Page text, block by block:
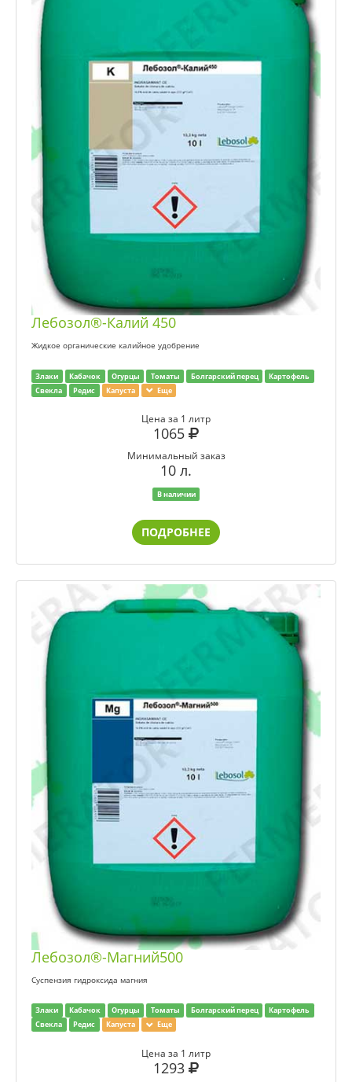
Лебозол®-Калий 450
Жидкое органические калийное удобрение
Злаки Кабачок Огурцы Томаты Болгарский перец
Картофель
Свекла
Редис Капуста Еще
Цена за 1 литр
1065
Минимальный заказ
10 л.
В наличии
ПОДРОБНЕЕ
Лебозол®-Магний500
Суспензия гидроксида магния
Злаки Кабачок Огурцы Томаты Болгарский перец
Картофель
Свекла
Редис Капуста Еще
Цена за 1 литр
1293